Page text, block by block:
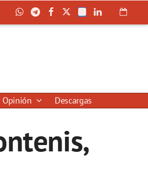
Opinión Descargas